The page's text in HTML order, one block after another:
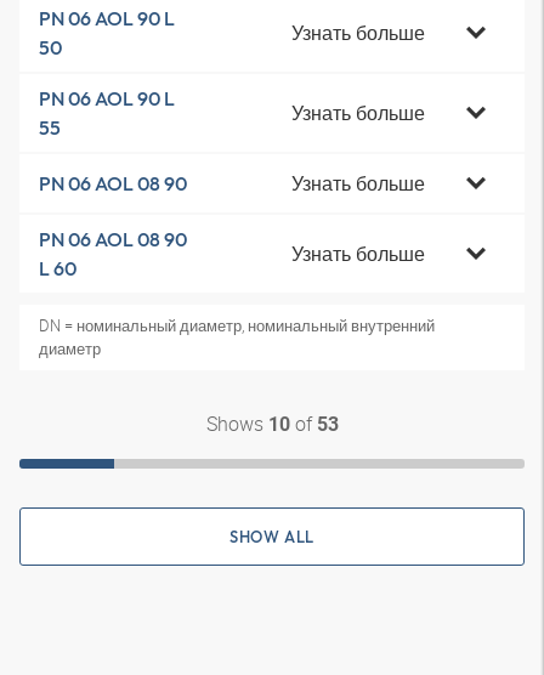
PN 06 AOL 90 L
50
Узнать больше
PN 06 AOL 90 L
55
Узнать больше
PN 06 AOL 08 90 Узнать больше
PN 06 AOL 08 90
L 60
Узнать больше
DN = номинальный диаметр, номинальный внутренний
диаметр
Shows 10of 53
SHOW ALL